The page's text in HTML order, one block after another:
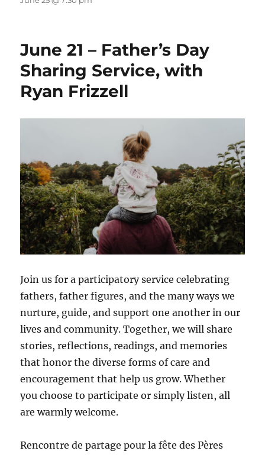
June 21 – Father’s Day
Sharing Service, with
Ryan Frizzell
Join us for a participatory service celebrating
fathers, father figures, and the many ways we
nurture, guide, and support one another in our
lives and community. Together, we will share
stories, reflections, readings, and memories
that honor the diverse forms of care and
encouragement that help us grow. Whether
you choose to participate or simply listen, all
are warmly welcome.
Rencontre de partage pour la fête des Pères